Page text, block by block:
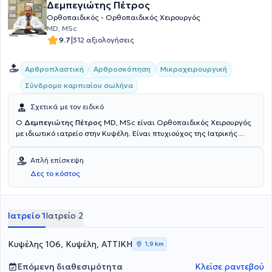
Δεμπεγιώτης Πέτρος
Ορθοπαιδικός - Ορθοπαιδικός Χειρουργός
MD, MSc
9.7|312 αξιολογήσεις
Αρθροπλαστική Αρθροσκόπηση
Μικροχειρουργική
Σύνδρομο καρπιαίου σωλήνα
Σχετικά με τον ειδικό
Ο Δεμπεγιώτης Πέτρος MD, MSc είναι Ορθοπαιδικός Χειρουργός
με ιδιωτικό ιατρείο στην Κυψέλη. Είναι πτυχιούχος της Ιατρικής
και έχει παρακολουθήσει πλήθος διεθνών εκπαιδευτικών
σεμιναρίων, ενώ είναι και Διπλωματούχος ιατρός στη Neural
Therapy. Είναι Συνεργάτης ιατρός της Ευρωκλινικής Αθηνών, του
Doctor's Hospital και του Metropolitan General. Με πολυετή
διάγνωση και θεραπεία ορθοπαιδικών παθήσεων ενηλίκων και
παίδων. Επίσης, ασχολείται με περιστατικά όπως τενοντίτιδες,
παιδοορθοπαιδική.
Απλή επίσκεψη
Δες το κόστος
Ιατρείο 1Ιατρείο 2
Κυψέλης 106, Κυψέλη, ΑΤΤΙΚΗ 1,9 km
Επόμενη διαθεσιμότητα Κλείσε ραντεβού